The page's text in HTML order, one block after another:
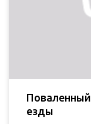
Поваленный
езды